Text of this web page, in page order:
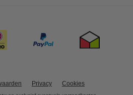
Privacy Cookies